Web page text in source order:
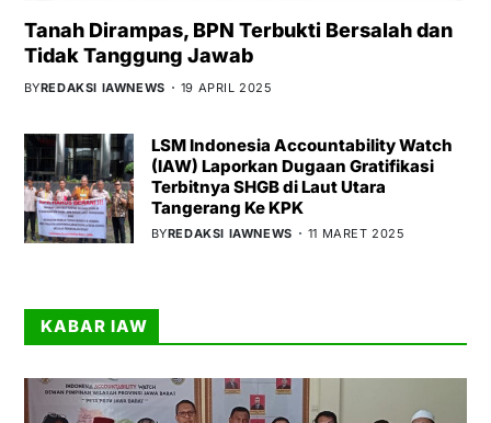
Tanah Dirampas, BPN Terbukti Bersalah dan
Tidak Tanggung Jawab
BYREDAKSI IAWNEWS 19 APRIL 2025
LSM Indonesia Accountability Watch
(IAW) Laporkan Dugaan Gratifikasi
Terbitnya SHGB di Laut Utara
Tangerang Ke KPK
BYREDAKSI IAWNEWS 11 MARET 2025
KABAR IAW